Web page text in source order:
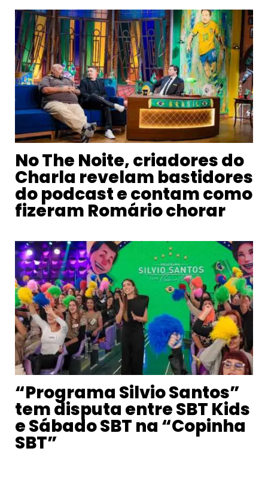
No The Noite, criadores do
Charla revelam bastidores
do podcast e contam como
fizeram Romário chorar
“Programa Silvio Santos”
tem disputa entre SBT Kids
e Sábado SBT na “Copinha
SBT”